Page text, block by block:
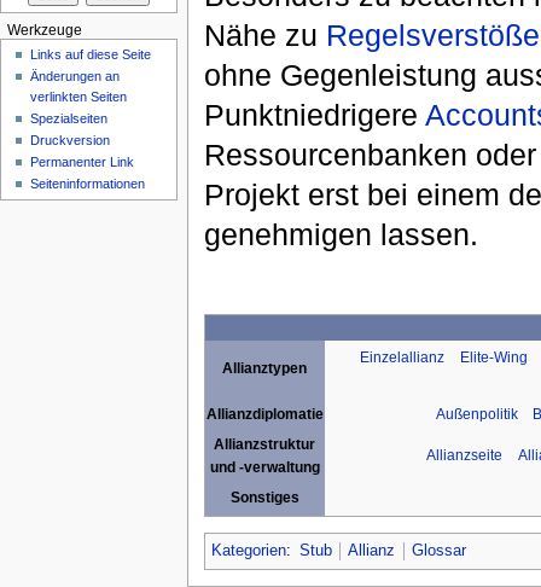
Nähe zu
ohne Gegenleistung
Punktniedrigere
Ressourcenbanken
Projekt erst bei einem
genehmigen lassen.
Allianztypen
Einzelallianz Elite-Wing
Allianzdiplomatie Außenpolitik
Allianzstruktur
und -verwaltung
Allianzseite
Sonstiges
Kategorien: Stub Allianz Glossar
Werkzeuge
Links auf diese Seite
Änderungen an
verlinkten Seiten
Spezialseiten
Druckversion
Permanenter Link
Seiteninformationen